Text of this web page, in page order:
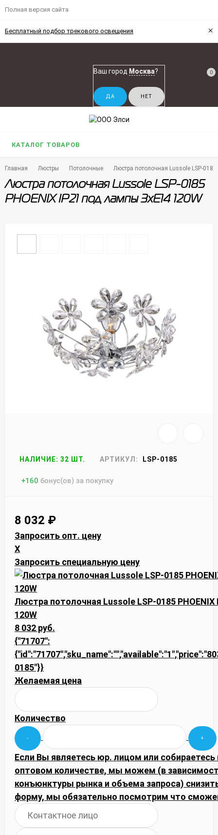
Полная версия сайта
Бесплатный подбор трекового освещения ×
Ваш город Москва? 0
КАТАЛОГ ТОВАРОВ
Главная Люстры Потолочные Люстра потолочная Lussole LSP-
Люстра потолочная Lussole LSP-0185
PHOENIX IP21 под лампы 3xE14 120W
НАЛИЧИЕ: 32 ШТ. АРТИКУЛ: LSP-0185
+160 бонус(ов) за покупку
8 032 ₽
Запросить опт. цену
X
Запросить специальную цену
Люстра потолочная Lussole LSP-0185
120W
8 032 руб.
{"71707":
0185"}}
Желаемая цена
Количество
Если Вы являетесь юр. лицом или собираетесь
оптовом количестве, мы можем (в
конъюнктуры рынка и объема запроса)
форму, мы обязательно посмотрим что